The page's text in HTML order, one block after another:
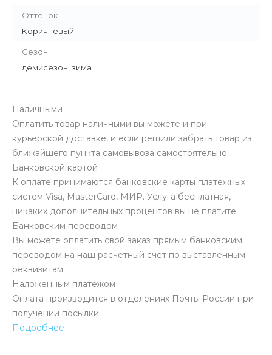
Оттенок
Коричневый
Сезон
демисезон, зима
Наличными
Оплатить товар наличными вы можете и при
курьерской доставке, и если решили забрать товар из
ближайшего пункта самовывоза самоcтоятельно.
Банковской картой
К оплате принимаются банковские карты платежных
систем Visa, MasterCard, МИР. Услуга бесплатная,
никаких дополнительных процентов вы не платите.
Банковским переводом
Вы можете оплатить свой заказ прямым банковским
переводом на наш расчетный счет по выставленным
реквизитам.
Наложенным платежом
Оплата производится в отделениях Почты России при
получении посылки.
Подробнее